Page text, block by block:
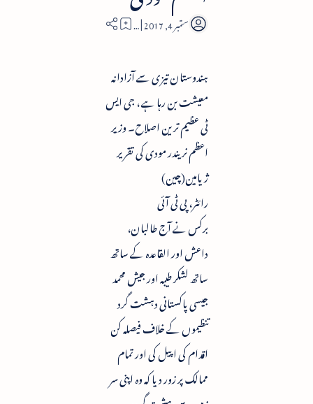
9
ہندوستان تیزی سے آزادانہ
معیشت بن رہا ہے ، جی ایس
ٹی عظیم ترین اصلاح۔ وزیر
اعظم نریندر مودی کی تقریر
ژیامین(چین)
رائٹر، پی ٹی آئی
برکس نے آج طالبان،
داعش اور القاعدہ کے ساتھ
ساتھ لشکر طیبہ اور جیش محمد
جیسی پاکستانی دہشت گرد
تنظیموں کے خلاف فیصلہ کن
اقدام کی اپیل کی اور تمام
ممالک پر زور دیا کہ وہ اپنی سر